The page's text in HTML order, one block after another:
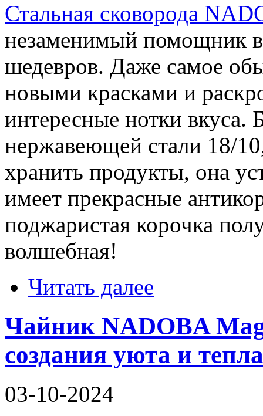
Стальная сковорода
незаменимый помощник
шедевров. Даже самое
новыми красками и
интересные нотки вкуса.
нержавеющей стали 18/
хранить продукты, она
имеет прекрасные
поджаристая корочка
волшебная!
Читать далее
Чайник NADOBA
создания уюта и
03-10-2024